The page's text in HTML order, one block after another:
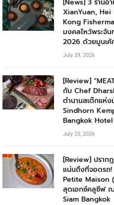
XianYuan,
Kong
มงคลไหว้พระจั
2026 ด้วยมูนเค้
July 29, 2026
[Review]
กับ Chef
ตำนานสเต๊กแห่
Sindhorn
Bangkok Hotel
July 25, 2026
[Review] ปราก
แน่นถึงที่จอดรถ!
Petite Maison
สุดเอกซ์คลูซีฟ
Siam Bangkok